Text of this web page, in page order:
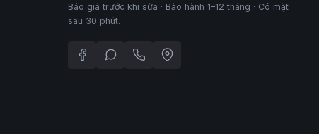
Báo giá trước khi sửa · Bảo hành 1–12 tháng · Có mặt
sau 30 phút.